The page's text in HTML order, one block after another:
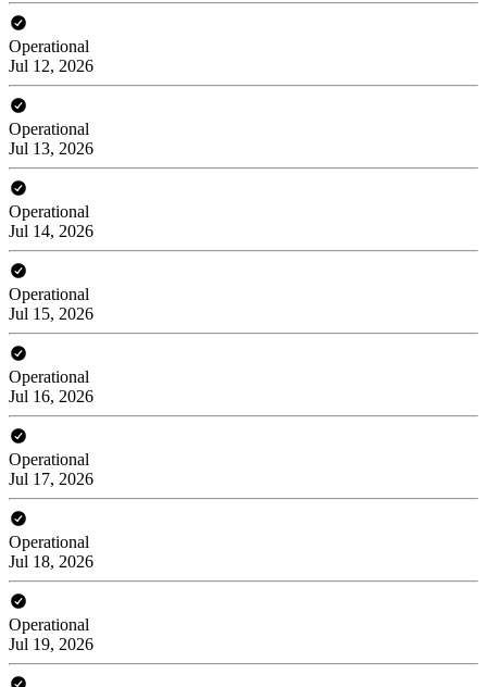
Operational
Jul 12, 2026
Operational
Jul 13, 2026
Operational
Jul 14, 2026
Operational
Jul 15, 2026
Operational
Jul 16, 2026
Operational
Jul 17, 2026
Operational
Jul 18, 2026
Operational
Jul 19, 2026